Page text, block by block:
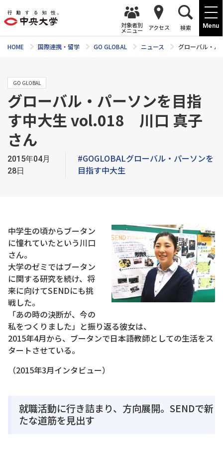
Menu
対象者別
メニュー アクセス 検索
HOME 国際連携・留学 GO GLOBAL ニュース グローバル・
GO GLOBAL
グローバル・パーソンを目指
す中大生 vol.018 川口 真子
さん
2015年04月
28日
#GOGLOBALグローバル・パーソンを
目指す中大生
中学生の頃からブータン
に憧れていたという川口
さん。
大学のゼミではブータン
に関する研究を続け、将
来に向けてSENDにも挑
戦した。
「あの時の決断が、今の
私をつくりました」と振り返る彼女は、
2015年4月から、ブータンで日本語教師としての生活をス
タートさせている。
（2015年3月インタビュー）
就職活動に行き詰まり、方向展開。SENDで新
たな道筋を見出す